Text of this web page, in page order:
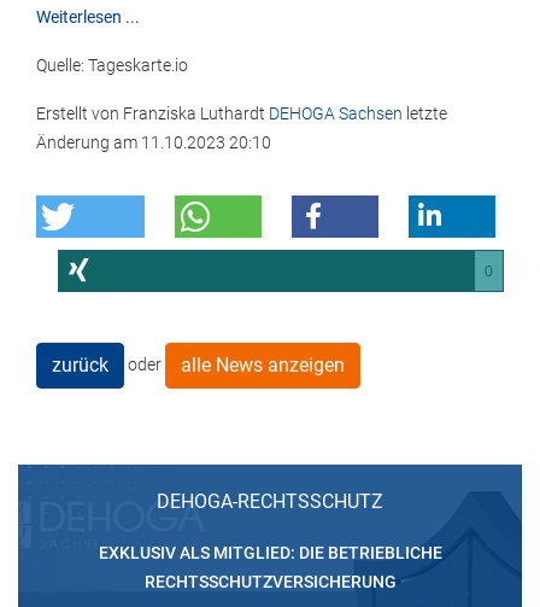
Weiterlesen ...
Quelle: Tageskarte.io
Erstellt von Franziska Luthardt DEHOGA Sachsen letzte
Änderung am 11.10.2023 20:10
0
zurück oder alle News anzeigen
DEHOGA-RECHTSSCHUTZ
EXKLUSIV ALS MITGLIED: DIE BETRIEBLICHE
RECHTSSCHUTZVERSICHERUNG